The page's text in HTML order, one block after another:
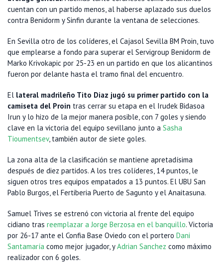
cuentan con un partido menos, al haberse aplazado sus duelos
contra Benidorm y Sinfin durante la ventana de selecciones.
En Sevilla otro de los colíderes, el Cajasol Sevilla BM Proin, tuvo
que emplearse a fondo para superar el Servigroup Benidorm de
Marko Krivokapic por 25-23 en un partido en que los alicantinos
fueron por delante hasta el tramo final del encuentro.
El lateral madrileño Tito Diaz jugó su primer partido con la
camiseta del Proin tras cerrar su etapa en el Irudek Bidasoa
Irun y lo hizo de la mejor manera posible, con 7 goles y siendo
clave en la victoria del equipo sevillano junto a Sasha
Tioumentsev, también autor de siete goles.
La zona alta de la clasificación se mantiene apretadísima
después de diez partidos. A los tres colíderes, 14 puntos, le
siguen otros tres equipos empatados a 13 puntos. El UBU San
Pablo Burgos, el Fertiberia Puerto de Sagunto y el Anaitasuna.
Samuel Trives se estrenó con victoria al frente del equipo
cidiano tras reemplazar a Jorge Berzosa en el banquillo. Victoria
por 26-17 ante el Confia Base Oviedo con el portero Dani
Santamaría como mejor jugador, yAdrian Sanchez como máximo
realizador con 6 goles.